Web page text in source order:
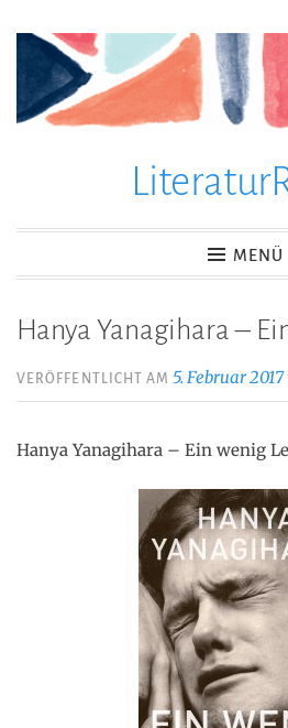
Zum
springen
MENÜ
Hanya Yanagihara –
VERÖFFENTLICHT AM 5. Februar 2017
Hanya Yanagihara – Ein wenig